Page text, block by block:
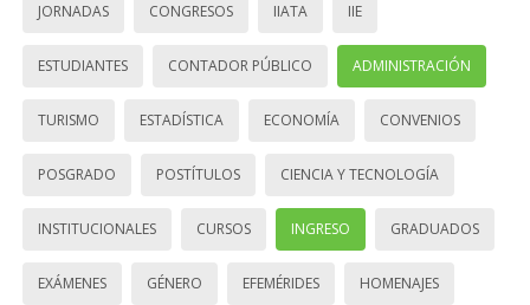
JORNADAS CONGRESOS IIATA IIE
ESTUDIANTES CONTADOR PÚBLICO ADMINISTRACIÓN
TURISMO ESTADÍSTICA ECONOMÍA CONVENIOS
POSGRADO POSTÍTULOS CIENCIA Y TECNOLOGÍA
INSTITUCIONALES CURSOS INGRESO GRADUADOS
EXÁMENES GÉNERO EFEMÉRIDES HOMENAJES